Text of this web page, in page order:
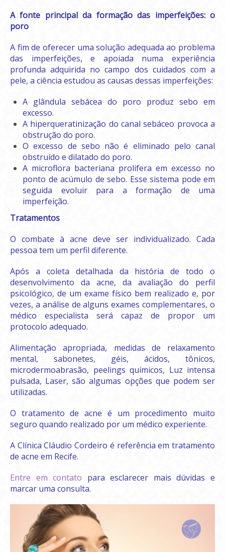
A fonte principal da formação das imperfeições: o
poro
A fim de oferecer uma solução adequada ao problema
das imperfeições, e apoiada numa experiência
profunda adquirida no campo dos cuidados com a
pele, a ciência estudou as causas dessas imperfeições:
A glândula sebácea do poro produz sebo em
excesso.
A hiperqueratinização do canal sebáceo provoca a
obstrução do poro.
O excesso de sebo não é eliminado pelo canal
obstruído e dilatado do poro.
A microflora bacteriana prolifera em excesso no
ponto de acúmulo de sebo. Esse sistema pode em
seguida evoluir para a formação de uma
imperfeição.
Tratamentos
O combate à acne deve ser individualizado. Cada
pessoa tem um perfil diferente.
Após a coleta detalhada da história de todo o
desenvolvimento da acne, da avaliação do perfil
psicológico, de um exame físico bem realizado e, por
vezes, a análise de alguns exames complementares, o
médico especialista será capaz de propor um
protocolo adequado.
Alimentação apropriada, medidas de relaxamento
mental, sabonetes, géis, ácidos, tônicos,
microdermoabrasão, peelings químicos, Luz intensa
pulsada, Laser, são algumas opções que podem ser
utilizadas.
O tratamento de acne é um procedimento muito
seguro quando realizado por um médico experiente.
A Clínica Cláudio Cordeiro é referência em tratamento
de acne em Recife.
Entre em contato para esclarecer mais dúvidas e
marcar uma consulta.